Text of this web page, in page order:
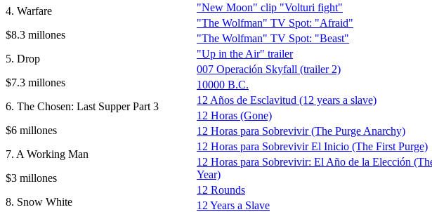
4. Warfare
$8.3 millones
5. Drop
$7.3 millones
6. The Chosen: Last Supper Part 3
$6 millones
7. A Working Man
$3 millones
8. Snow White
"New Moon" clip "Volturi fight"
"The Wolfman" TV Spot: "Afraid"
"The Wolfman" TV Spot: "Beast"
"Up in the Air" trailer
007 Operación Skyfall (trailer 2)
10000 B.C.
12 Años de Esclavitud (12 years a slave)
12 Horas (Gone)
12 Horas para Sobrevivir (The Purge Anarchy)
12 Horas para Sobrevivir El Inicio (The First Purge)
12 Horas para Sobrevivir: El Año de la Elección
Year)
12 Rounds
12 Years a Slave